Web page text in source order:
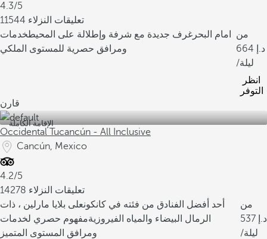
4.3/5
11544 تعليقات النزلاء
امام البحر غرف جديدة مع شرفة وإطلالة على المحيطخدمات
ومرافق حصرية للمستوى الملكي
من
664
/ليلة
انظر
التوفر
قارن
الإقامة الكاملة
Occidental Tucancún - All Inclusive
Cancún, Mexico
4.2/5
14278 تعليقات النزلاء
أحد أفضل الفنادق من فئته في كانكونعلى بلايا مارلين ، ذات
الرمال البيضاء والمياه الفيروزيةمفهوم حصري لخدمات
ومرافق المستوى المتميز
من
537
/ليلة